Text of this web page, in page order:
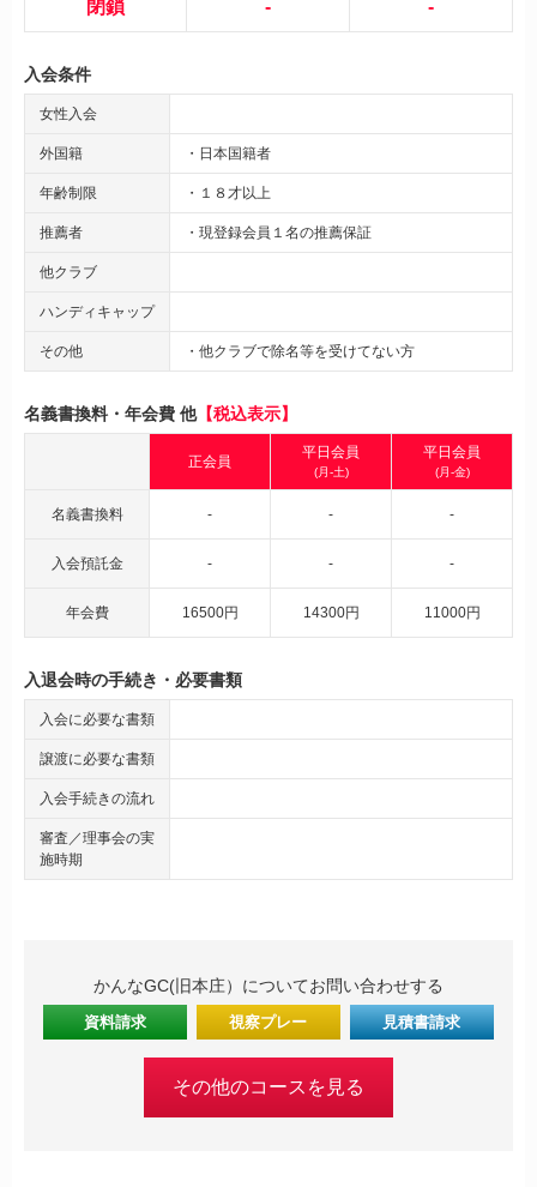
閉鎖 - -
入会条件
女性入会
外国籍 ・日本国籍者
年齢制限 ・１８才以上
推薦者 ・現登録会員１名の推薦保証
他クラブ
ハンディキャップ
その他 ・他クラブで除名等を受けてない方
名義書換料・年会費 他【税込表示】
正会員
平日会員
(月-土)
平日会員
(月-金)
名義書換料 - - -
入会預託金 - - -
年会費 16500円 14300円 11000円
入退会時の手続き・必要書類
入会に必要な書類
譲渡に必要な書類
入会手続きの流れ
審査／理事会の実
施時期
かんなGC(旧本庄）についてお問い合わせする
資料請求 視察プレー 見積書請求
その他のコースを見る